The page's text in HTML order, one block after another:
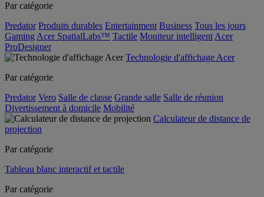
Par catégorie
Predator Produits durables Entertainment Business Tous les jours
Gaming Acer SpatialLabs™ Tactile Moniteur intelligent Acer
ProDesigner
Technologie d'affichage Acer
Par catégorie
Predator Vero Salle de classe Grande salle Salle de réunion
Divertissement à domicile Mobilité
Calculateur de distance de
projection
Par catégorie
Tableau blanc interactif et tactile
Par catégorie